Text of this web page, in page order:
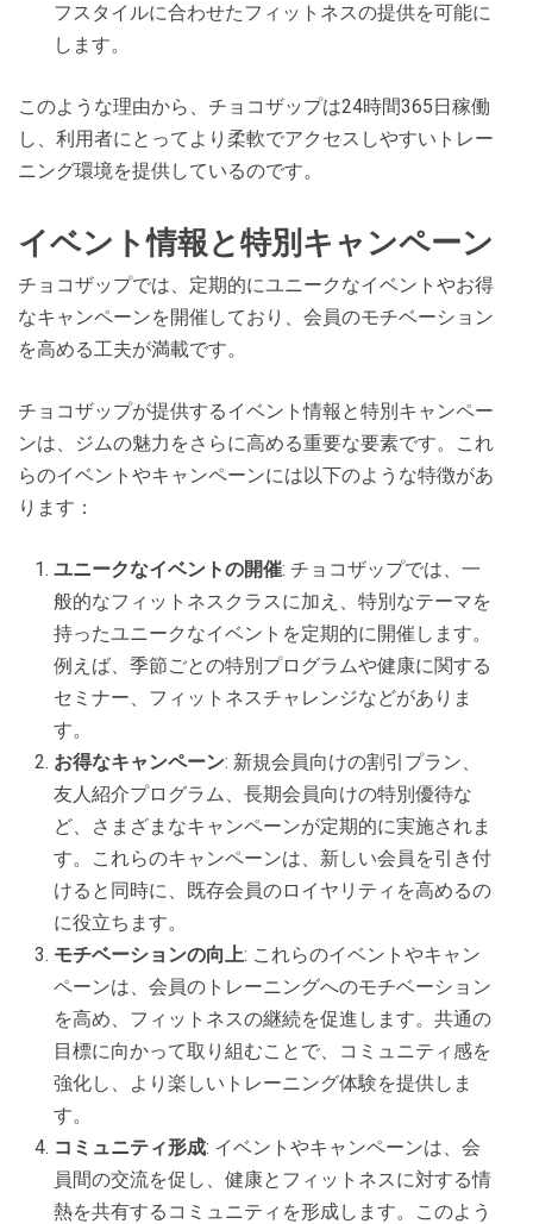
フスタイルに合わせたフィットネスの提供を可能に
します。
このような理由から、チョコザップは24時間365日稼働
し、利用者にとってより柔軟でアクセスしやすいトレー
ニング環境を提供しているのです。
イベント情報と特別キャンペーン
チョコザップでは、定期的にユニークなイベントやお得
なキャンペーンを開催しており、会員のモチベーション
を高める工夫が満載です。
チョコザップが提供するイベント情報と特別キャンペー
ンは、ジムの魅力をさらに高める重要な要素です。これ
らのイベントやキャンペーンには以下のような特徴があ
ります：
ユニークなイベントの開催: チョコザップでは、一
般的なフィットネスクラスに加え、特別なテーマを
持ったユニークなイベントを定期的に開催します。
例えば、季節ごとの特別プログラムや健康に関する
セミナー、フィットネスチャレンジなどがありま
す。
お得なキャンペーン: 新規会員向けの割引プラン、
友人紹介プログラム、長期会員向けの特別優待な
ど、さまざまなキャンペーンが定期的に実施されま
す。これらのキャンペーンは、新しい会員を引き付
けると同時に、既存会員のロイヤリティを高めるの
に役立ちます。
モチベーションの向上: これらのイベントやキャン
ペーンは、会員のトレーニングへのモチベーション
を高め、フィットネスの継続を促進します。共通の
目標に向かって取り組むことで、コミュニティ感を
強化し、より楽しいトレーニング体験を提供しま
す。
コミュニティ形成: イベントやキャンペーンは、会
員間の交流を促し、健康とフィットネスに対する情
熱を共有するコミュニティを形成します。このよう